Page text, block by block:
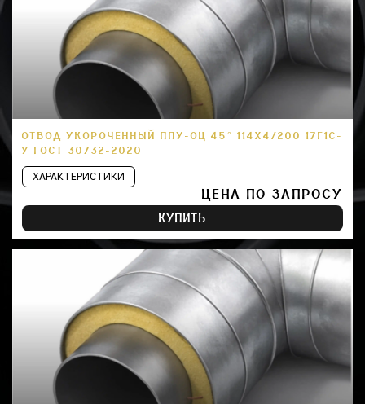
ОТВОД УКОРОЧЕННЫЙ ППУ-ОЦ 45° 114Х4/200 17Г1С-
У ГОСТ 30732-2020
ХАРАКТЕРИСТИКИ
ЦЕНА ПО ЗАПРОСУ
КУПИТЬ